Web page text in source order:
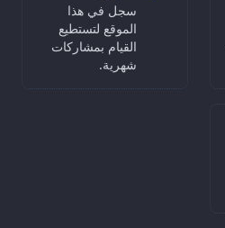
سجل في هذا
الموقع لتستطيع
القيام بمشاركات
شهرية.